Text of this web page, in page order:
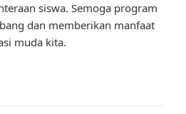
siswa. Semoga program
dan memberikan manfaat
muda kita.